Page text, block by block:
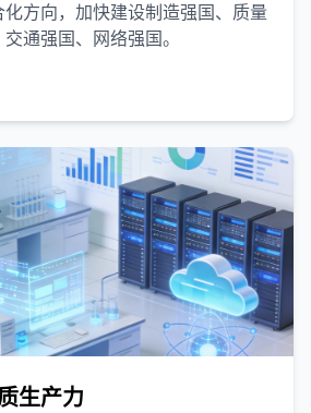
方向，加快建设制造强国、质量
通强国、网络强国。
生产力